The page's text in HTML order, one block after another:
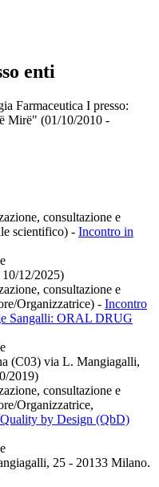
enti
Farmaceutica I presso:
Mirë" (01/10/2010 -
consultazione e
scientifico) - Incontro in
12/2025)
consultazione e
Organizzatrice) - Incontro
Sangalli: ORAL DRUG
(C03) via L. Mangiagalli,
2019)
consultazione e
Organizzatrice,
by Design (QbD)
25 - 20133 Milano.